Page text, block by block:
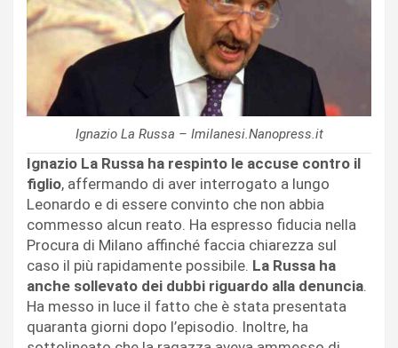
Ignazio La Russa – Imilanesi.Nanopress.it
Ignazio La Russa ha respinto le accuse contro il
figlio, affermando di aver interrogato a lungo
Leonardo e di essere convinto che non abbia
commesso alcun reato. Ha espresso fiducia nella
Procura di Milano affinché faccia chiarezza sul
caso il più rapidamente possibile. La Russa ha
anche sollevato dei dubbi riguardo alla denuncia.
Ha messo in luce il fatto che è stata presentata
quaranta giorni dopo l’episodio. Inoltre, ha